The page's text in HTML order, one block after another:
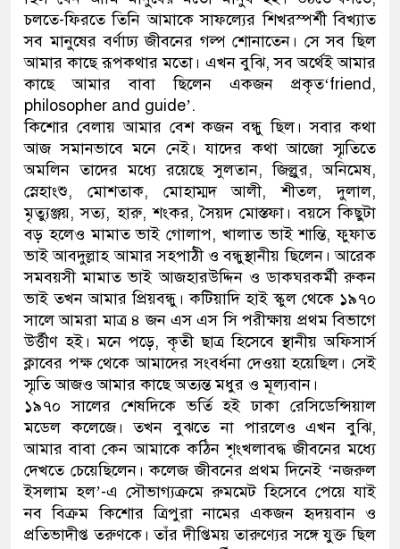
চলতে-ফিরতে তিনি আমাকে সাফল্যের শিখরস্পর্শী বিখ্যাত
সব মানুষের বর্ণাঢ্য জীবনের গল্প শোনাতেন। সে সব ছিল
আমার কাছে রূপকথার মতো। এখন বুঝি, সব অর্থেই আমার
কাছে আমার বাবা ছিলেন একজন প্রকৃত‘friend,
philosopher and guide’.
কিশোর বেলায় আমার বেশ কজন বন্ধু ছিল। সবার কথা
আজ সমানভাবে মনে নেই। যাদের কথা আজো স্মৃতিতে
অমলিন তাদের মধ্যে রয়েছে সুলতান, জিল্লুর, অনিমেষ,
স্নেহাংশু, মোশতাক, মোহাম্মদ আলী, শীতল, দুলাল,
মৃত্যুঞ্জয়, সত্য, হারু, শংকর, সৈয়দ মোস্তফা। বয়সে কিছুটা
বড় হলেও মামাত ভাই গোলাপ, খালাত ভাই শান্তি, ফুফাত
ভাই আবদুল্লাহ আমার সহপাঠী ও বন্ধুস্থানীয় ছিলেন। আরেক
সমবয়সী মামাত ভাই আজহারউদ্দিন ও ডাকঘরকর্মী রুকন
ভাই তখন আমার প্রিয়বন্ধু। কটিয়াদি হাই স্কুল থেকে ১৯৭০
সালে আমরা মাত্র ৪ জন এস এস সি পরীক্ষায় প্রথম বিভাগে
উর্ত্তীণ হই। মনে পড়ে, কৃতী ছাত্র হিসেবে স্থানীয় অফিসার্স
ক্লাবের পক্ষ থেকে আমাদের সংবর্ধনা দেওয়া হয়েছিল। সেই
স্মৃতি আজও আমার কাছে অত্যন্ত মধুর ও মূল্যবান।
১৯৭০ সালের শেষদিকে ভর্তি হই ঢাকা রেসিডেন্সিয়াল
মডেল কলেজে। তখন বুঝতে না পারলেও এখন বুঝি,
আমার বাবা কেন আমাকে কঠিন শৃংখলাবদ্ধ জীবনের মধ্যে
দেখতে চেয়েছিলেন। কলেজ জীবনের প্রথম দিনেই ‘নজরুল
ইসলাম হল’-এ সৌভাগ্যক্রমে রুমমেট হিসেবে পেয়ে যাই
নব বিক্রম কিশোর ত্রিপুরা নামের একজন হৃদয়বান ও
প্রতিভাদীপ্ত তরুণকে। তাঁর দীপ্তিময় তারুণ্যের সঙ্গে যুক্ত ছিল